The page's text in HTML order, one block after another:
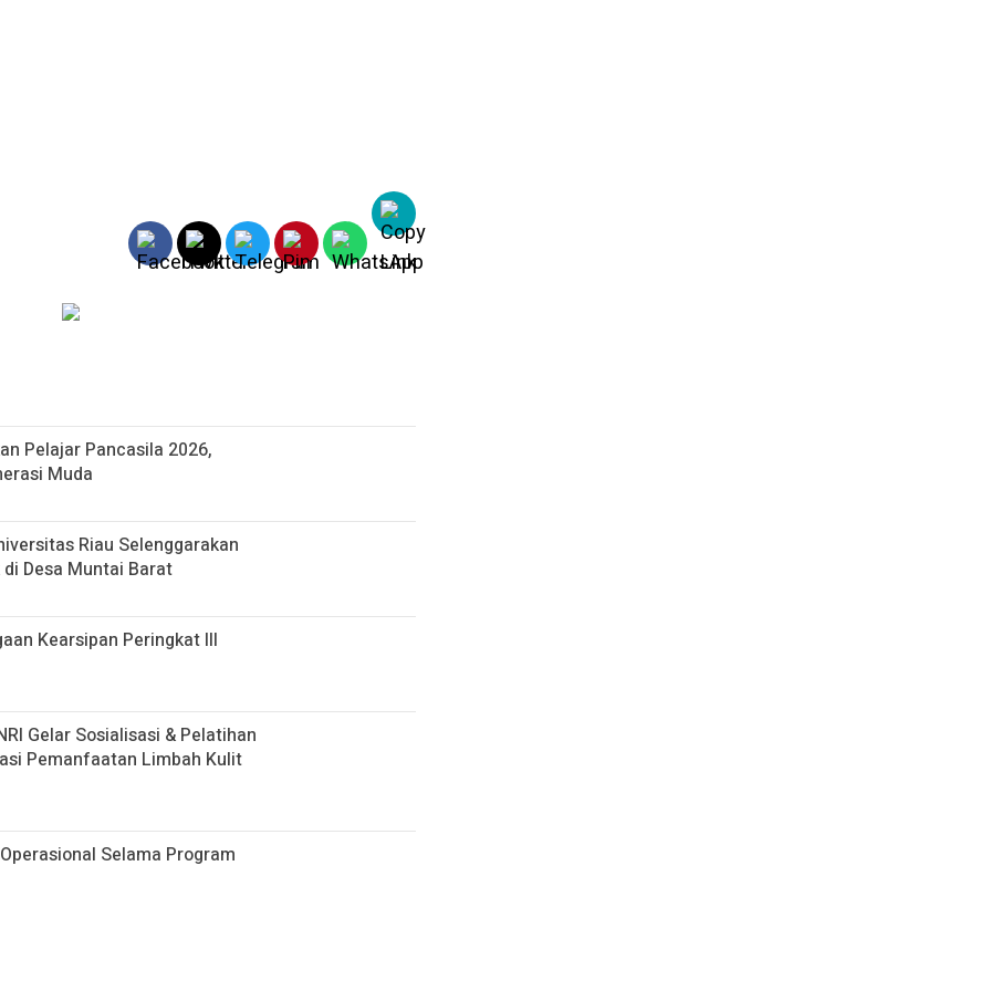
Pelajar Pancasila 2026,
Muda
Riau Selenggarakan
Desa Muntai Barat
Kearsipan Peringkat III
Gelar Sosialisasi & Pelatihan
Pemanfaatan Limbah Kulit
Selama Program